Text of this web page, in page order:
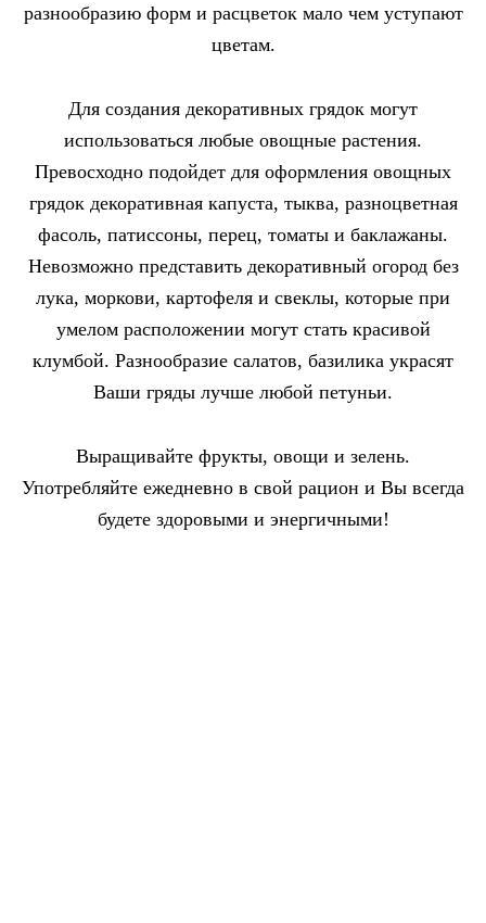
разнообразию форм и расцветок мало чем уступают
цветам.
Для создания декоративных грядок могут
использоваться любые овощные растения.
Превосходно подойдет для оформления овощных
грядок декоративная капуста, тыква, разноцветная
фасоль, патиссоны, перец, томаты и баклажаны.
Невозможно представить декоративный огород без
лука, моркови, картофеля и свеклы, которые при
умелом расположении могут стать красивой
клумбой. Разнообразие салатов, базилика украсят
Ваши гряды лучше любой петуньи.
Выращивайте фрукты, овощи и зелень.
Употребляйте ежедневно в свой рацион и Вы всегда
будете здоровыми и энергичными!